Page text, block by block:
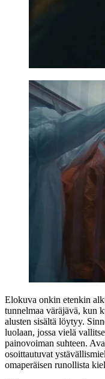
Elokuva onkin etenkin
tunnelmaa väräjävä, kun
alusten sisältä löytyy.
luolaan, jossa vielä
painovoiman suhteen.
osoittautuvat
omaperäisen runollista